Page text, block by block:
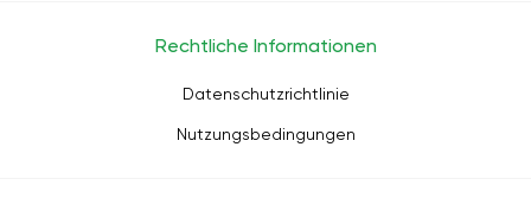
Rechtliche Informationen
Datenschutzrichtlinie
Nutzungsbedingungen